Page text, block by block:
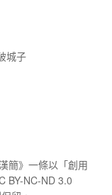
城子
簡》一條以「創用
BY-NC-ND 3.0